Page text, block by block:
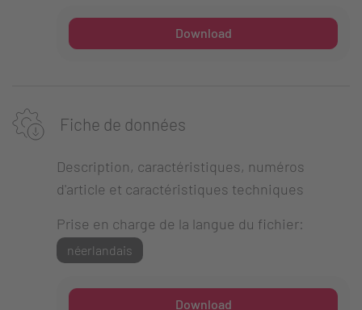
Download
Fiche de données
Description, caractéristiques, numéros
d'article et caractéristiques techniques
Prise en charge de la langue du fichier:
néerlandais
Download